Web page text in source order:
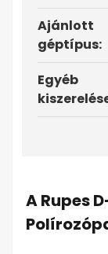
Ajánlott
géptípus:
Egyéb
A Rupes